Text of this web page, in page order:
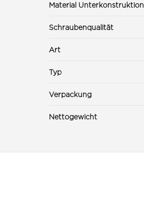
Material Unterkonstruktion
Schraubenqualität
Art
Typ
Verpackung
Nettogewicht